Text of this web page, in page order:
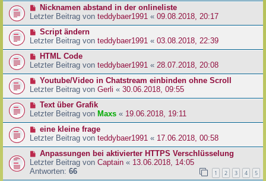
Nicknamen abstand in der onlineliste
Letzter Beitrag von teddybaer1991 « 09.08.2018, 20:17
Script ändern
Letzter Beitrag von teddybaer1991 « 03.08.2018, 22:39
HTML Code
Letzter Beitrag von teddybaer1991 « 28.07.2018, 20:08
Youtube/Video in Chatstream einbinden ohne Scroll
Letzter Beitrag von Gerli « 30.06.2018, 09:55
Text über Grafik
Letzter Beitrag von Maxs « 19.06.2018, 19:11
eine kleine frage
Letzter Beitrag von teddybaer1991 « 17.06.2018, 00:58
Anpassungen bei aktivierter HTTPS Verschlüsselung
Letzter Beitrag von Captain « 13.06.2018, 14:05
Antworten: 66 1 2 3 4 5